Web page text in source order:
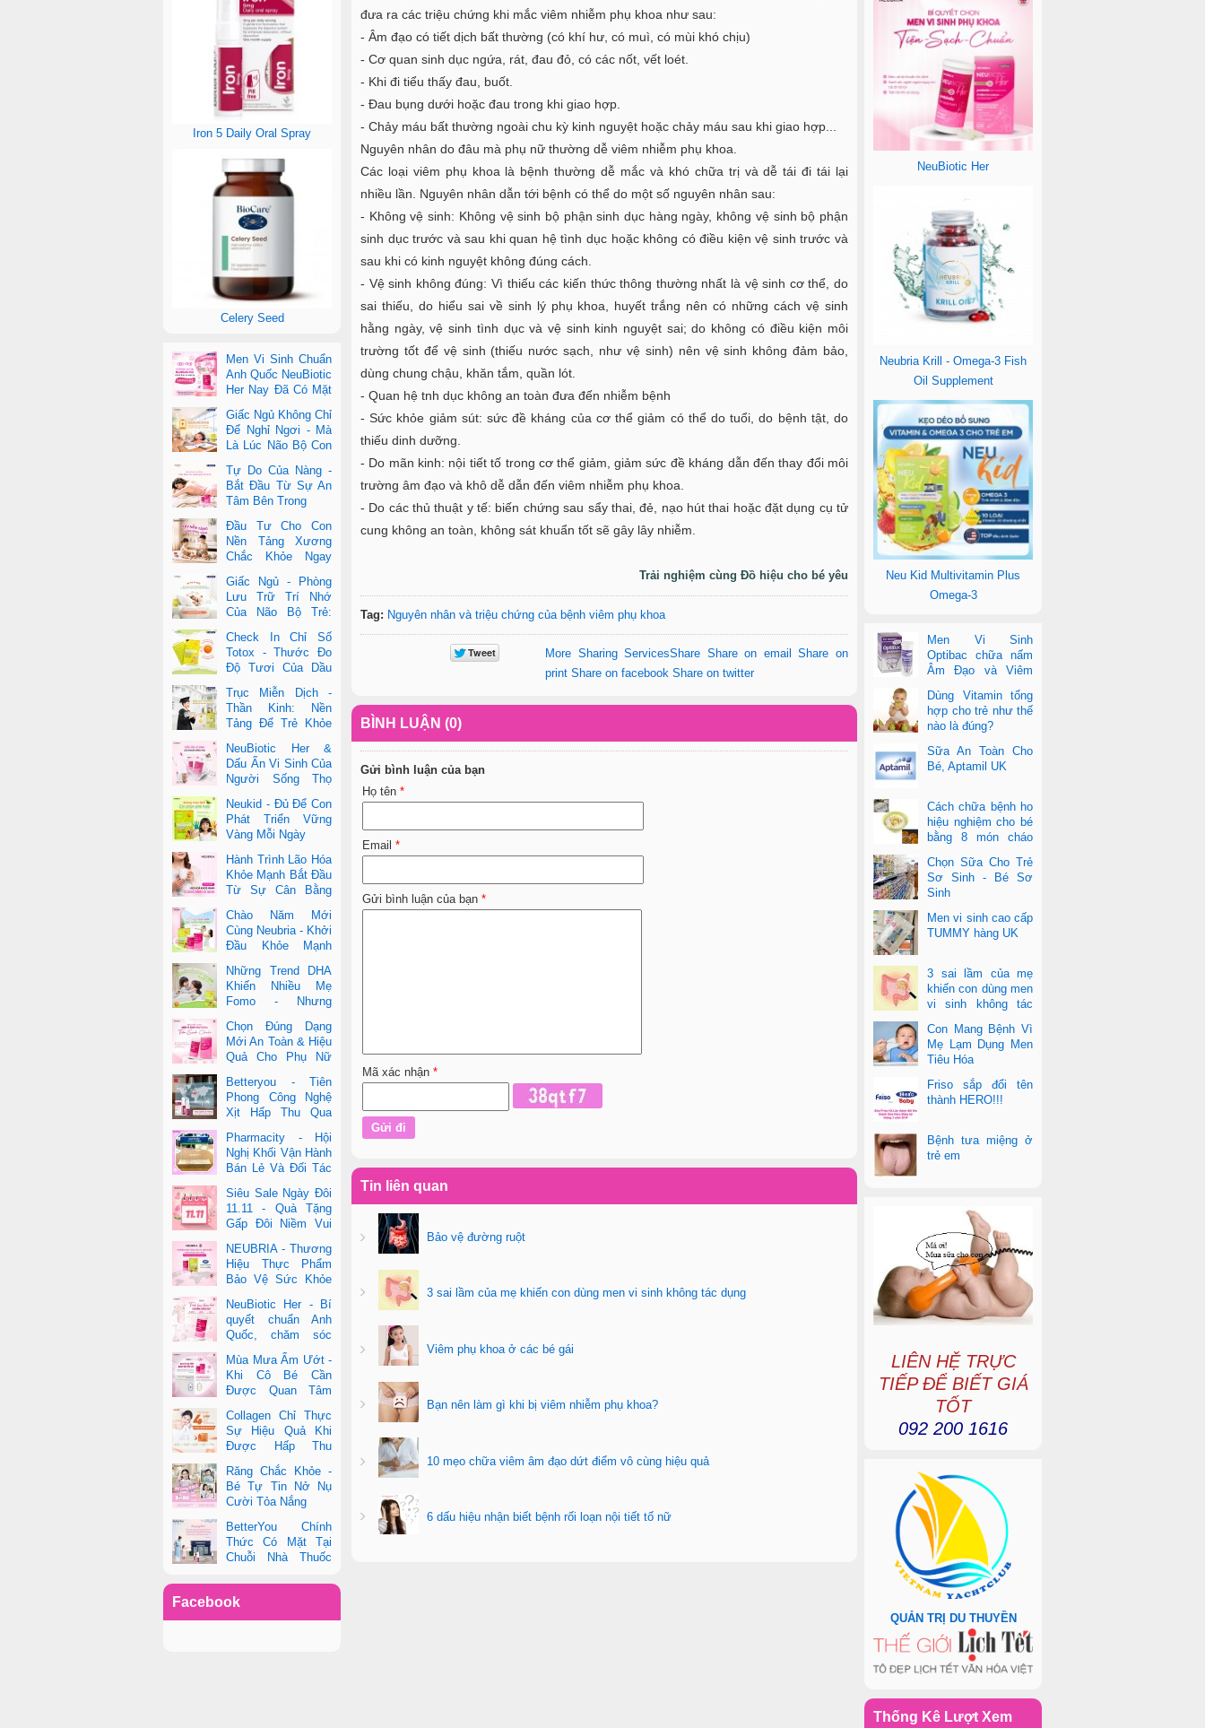
đưa ra các triệu chứng khi mắc viêm nhiễm phụ khoa như sau:
- Âm đạo có tiết dịch bất thường (có khí hư, có muì, có mùi khó chịu)
- Cơ quan sinh dục ngứa, rát, đau đỏ, có các nốt, vết loét.
- Khi đi tiểu thấy đau, buốt.
- Đau bụng dưới hoặc đau trong khi giao hợp.
- Chảy máu bất thường ngoài chu kỳ kinh nguyệt hoặc chảy máu sau khi giao hợp...
Nguyên nhân do đâu mà phụ nữ thường dễ viêm nhiễm phụ khoa.
Các loại viêm phụ khoa là bệnh thường dễ mắc và khó chữa trị và dễ tái đi tái lại
nhiều lần. Nguyên nhân dẫn tới bệnh có thể do một số nguyên nhân sau:
- Không vệ sinh: Không vệ sinh bộ phận sinh dục hàng ngày, không vệ sinh bộ phận
sinh dục trước và sau khi quan hệ tình dục hoặc không có điều kiện vệ sinh trước và
sau khi có kinh nguyệt không đúng cách.
- Vệ sinh không đúng: Vì thiếu các kiến thức thông thường nhất là vệ sinh cơ thể, do
sai thiếu, do hiểu sai về sinh lý phụ khoa, huyết trắng nên có những cách vệ sinh
hằng ngày, vệ sinh tình dục và vệ sinh kinh nguyệt sai; do không có điều kiện môi
trường tốt để vệ sinh (thiếu nước sạch, như vệ sinh) nên vệ sinh không đảm bảo,
dùng chung chậu, khăn tắm, quần lót.
- Quan hệ tnh dục không an toàn đưa đến nhiễm bệnh
- Sức khỏe giảm sút: sức đề kháng của cơ thể giảm có thể do tuổi, do bệnh tật, do
thiếu dinh dưỡng.
- Do mãn kinh: nội tiết tố trong cơ thể giảm, giảm sức đề kháng dẫn đến thay đổi môi
trường âm đạo và khô dễ dẫn đến viêm nhiễm phụ khoa.
- Do các thủ thuật y tế: biến chứng sau sẩy thai, đẻ, nạo hút thai hoặc đặt dụng cụ tử
cung không an toàn, không sát khuẩn tốt sẽ gây lây nhiễm.
Trải nghiệm cùng Đồ hiệu cho bé yêu
Tag: Nguyên nhân và triệu chứng của bệnh viêm phụ khoa
More Sharing ServicesShare Share on email
Share on
print Share on facebook Share on twitter
BÌNH LUẬN (0)
Gửi bình luận của bạn
Họ tên *
Email *
Gửi bình luận của bạn *
Mã xác nhận *
Tin liên quan
Bảo vệ đường ruột
3 sai lầm của mẹ khiến con dùng men vi sinh không tác dụng
Viêm phụ khoa ở các bé gái
Bạn nên làm gì khi bị viêm nhiễm phụ khoa?
10 mẹo chữa viêm âm đạo dứt điểm vô cùng hiệu quả
6 dấu hiệu nhận biết bệnh rối loạn nội tiết tố nữ
NeuBiotic Her
Neubria Krill - Omega-3 Fish
Oil Supplement
Neu Kid Multivitamin Plus
Omega-3
Men Vi Sinh
Optibac chữa nấm
Âm Đạo và Viêm
Dùng Vitamin tổng
hợp cho trẻ như thế
nào là đúng?
Sữa An Toàn Cho
Bé, Aptamil UK
Cách chữa bệnh ho
hiệu nghiệm cho bé
bằng 8 món cháo
Chọn Sữa Cho Trẻ
Sơ Sinh - Bé Sơ
Sinh
Men vi sinh cao cấp
TUMMY hàng UK
3 sai lầm của mẹ
khiến con dùng men
vi sinh không tác
Con Mang Bệnh Vì
Mẹ Lạm Dụng Men
Tiêu Hóa
Friso sắp đổi tên
thành HERO!!!
Bệnh tưa miệng ở
trẻ em
LIÊN HỆ TRỰC
TIẾP ĐỂ BIẾT GIÁ
TỐT
092 200 1616
QUẢN TRỊ DU THUYỀN
Thống Kê Lượt Xem
Iron 5 Daily Oral Spray
Celery Seed
Men Vi Sinh Chuẩn
Anh Quốc NeuBiotic
Her Nay Đã Có Mặt
Quốc
Giấc Ngủ Không Chỉ
Để Nghỉ Ngơi - Mà
Là Lúc Não Bộ Con
Tự Do Của Nàng -
Bắt Đầu Từ Sự An
Tâm Bên Trong
Đầu Tư Cho Con
Nền Tảng Xương
Chắc Khỏe Ngay
Giấc Ngủ - Phòng
Lưu Trữ Trí Nhớ
Của Não Bộ Trẻ:
Của DHA Và Vi ChấtCheck In Chỉ Số
Totox - Thước Đo
Độ Tươi Của Dầu
Cá Cao Cấp
Trục Miễn Dịch -
Thần Kinh: Nền
Tảng Để Trẻ Khỏe
Vượt Trội
NeuBiotic Her &
Dấu Ấn Vi Sinh Của
Người Sống Thọ
Một Cuộc Sống Khỏe Dài Lâu
Neukid - Đủ Để Con
Phát Triển Vững
Vàng Mỗi Ngày
Hành Trình Lão Hóa
Khỏe Mạnh Bắt Đầu
Từ Sự Cân Bằng
Chào Năm Mới
Cùng Neubria - Khởi
Đầu Khỏe Mạnh
Những Trend DHA
Khiến Nhiều Mẹ
Fomo - Nhưng
Cũng ĐúngChọn Đúng Dạng
Mới An Toàn & Hiệu
Quả Cho Phụ Nữ
Betteryou - Tiên
Phong Công Nghệ
Xịt Hấp Thu Qua
(Intra-Oral Spray)Pharmacity - Hội
Nghị Khối Vận Hành
Bán Lẻ Và Đối Tác
Siêu Sale Ngày Đôi
11.11 - Quà Tặng
Gấp Đôi Niềm Vui
Betteryou
NEUBRIA - Thương
Hiệu Thực Phẩm
Bảo Vệ Sức Khỏe
Anh Quốc
NeuBiotic Her - Bí
quyết chuẩn Anh
Quốc, chăm sóc
toàn diện sức khỏe
phụ nữ hiện đạiMùa Mưa Ẩm Ướt -
Khi Cô Bé Cần
Được Quan Tâm
Collagen Chỉ Thực
Sự Hiệu Quả Khi
Được Hấp Thu
Đúng Cách - Và
Zooki Chính Là Chìa Khóa
Răng Chắc Khỏe -
Bé Tự Tin Nở Nụ
Cười Tỏa Nắng
BetterYou Chính
Thức Có Mặt Tại
Chuỗi Nhà Thuốc
Facebook